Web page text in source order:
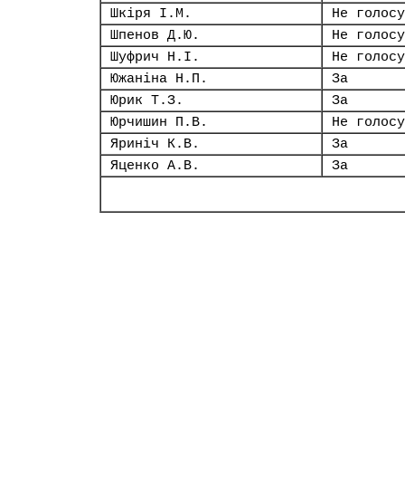
Шкіря І.М.
Не
Шпенов Д.Ю.
Не
Шуфрич Н.І.
Не
Южаніна Н.П.
За
Юрик Т.З.
За
Юрчишин П.В.
Не
Яриніч К.В.
За
Яценко А.В.
За